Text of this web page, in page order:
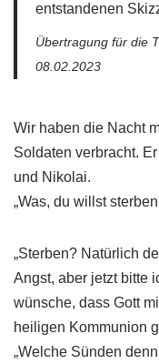
entstandenen
Übertragung für die
08.02.2023
Wir haben die Nacht
Soldaten verbracht.
und Nikolai.
„Was, du willst
„Sterben? Natürlich
Angst, aber jetzt bitte
wünsche, dass Gott
heiligen Kommunion
„Welche Sünden